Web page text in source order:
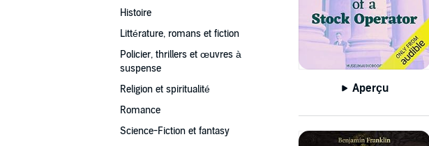
Histoire
Littérature, romans et fiction
Policier, thrillers et œuvres à
suspense
Religion et spiritualité
Romance
Science-Fiction et fantasy
Aperçu